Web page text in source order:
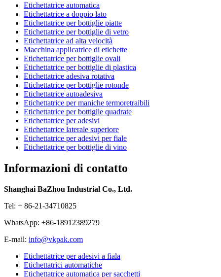
Etichettatrice automatica
Etichettatrice a doppio lato
Etichettatrice per bottiglie piatte
Etichettatrice per bottiglie di vetro
Etichettatrice ad alta velocità
Macchina applicatrice di etichette
Etichettatrice per bottiglie ovali
Etichettatrice per bottiglie di plastica
Etichettatrice adesiva rotativa
Etichettatrice per bottiglie rotonde
Etichettatrice autoadesiva
Etichettatrice per maniche termoretraibili
Etichettatrice per bottiglie quadrate
Etichettatrice per adesivi
Etichettatrice laterale superiore
Etichettatrice per adesivi per fiale
Etichettatrice per bottiglie di vino
Informazioni di contatto
Shanghai BaZhou Industrial Co., Ltd.
Tel: + 86-21-34710825
WhatsApp: +86-18912389279
E-mail: info@vkpak.com
Etichettatrice per adesivi a fiala
Etichettatrici automatiche
Etichettatrice automatica per sacchetti